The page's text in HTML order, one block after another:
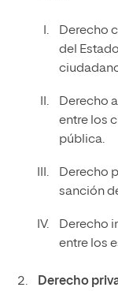
Derecho
del
Derecho
entre los
pública.
Derecho
sanción
Derecho
entre los
Derecho